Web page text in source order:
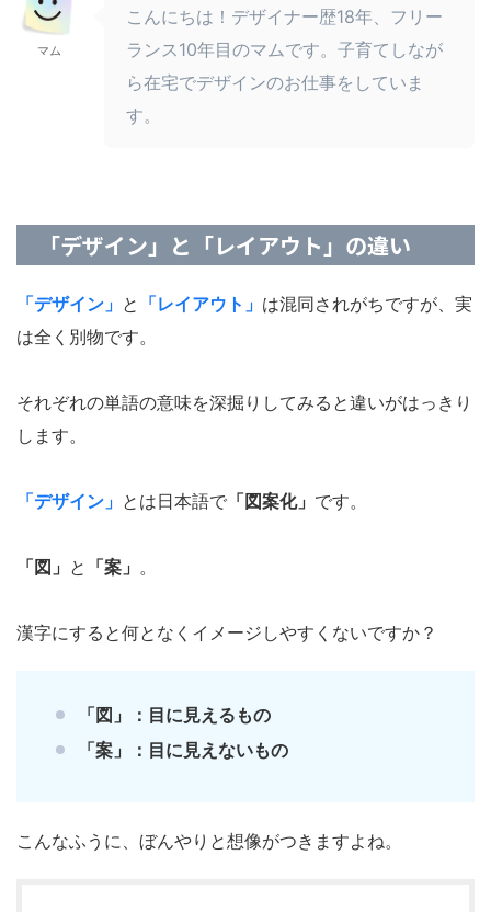
マム
こんにちは！デザイナー歴18年、フリー
ランス10年目のマムです。子育てしなが
ら在宅でデザインのお仕事をしていま
す。
「デザイン」と「レイアウト」の違い
「デザイン」 と 「レイアウト」 は混同されがちですが、実
は全く別物です。
それぞれの単語の意味を深掘りしてみると違いがはっきり
します。
「デザイン」 とは日本語で 「図案化」 です。
「図」 と 「案」 。
漢字にすると何となくイメージしやすくないですか？
「図」
：目に見えるもの
「案」
：目に見えないもの
こんなふうに、ぼんやりと想像がつきますよね。